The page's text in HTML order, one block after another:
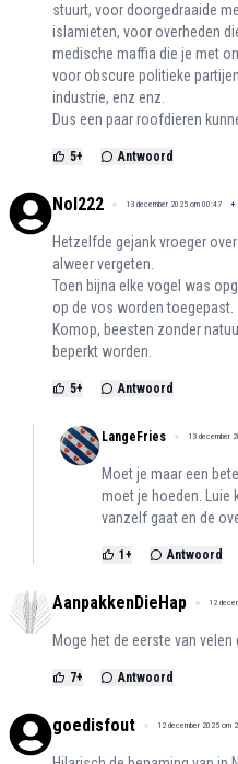
stuurt, voor doorgedraaide
islamieten, voor overheden
medische maffia die je met
voor obscure politieke
industrie, enz enz.
Dus een paar roofdieren
5+ Antwoord
Nol222 13 december 2025 om 00:47 +
Hetzelfde gejank vroeger
alweer vergeten.
Toen bijna elke vogel was
op de vos worden toegepast.
Komop, beesten zonder
beperkt worden.
5+ Antwoord
LangeFries 13 december
Moet je maar een
moet je hoeden. Luie
vanzelf gaat en de
1 + Antwoord
AanpakkenDieHap 12
Moge het de eerste van
7+ Antwoord
goedisfout 12 december 2025 om